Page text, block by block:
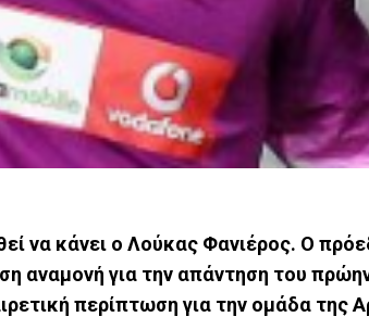
να κάνει ο Λούκας Φανιέρος. Ο
αναμονή για την απάντηση του
περίπτωση για την ομάδα της